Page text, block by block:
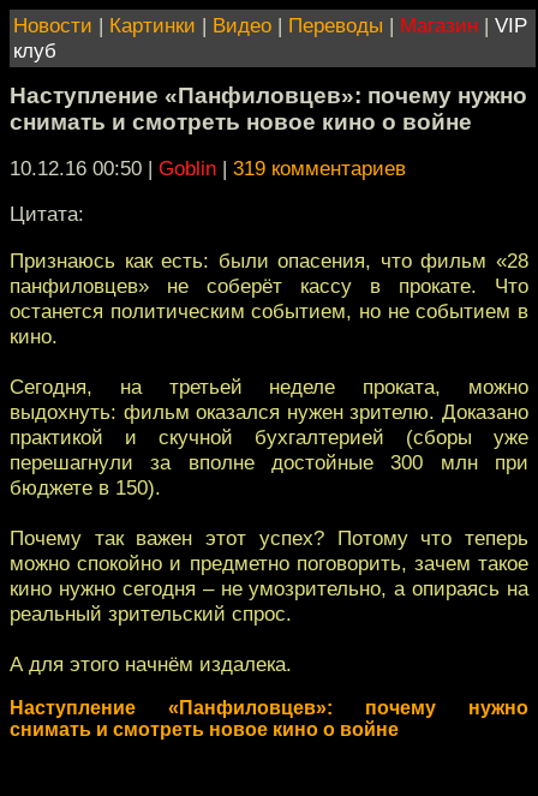
Новости | Картинки | Видео | Переводы | Магазин | VIP
клуб
Наступление «Панфиловцев»: почему нужно
снимать и смотреть новое кино о войне
10.12.16 00:50 | Goblin | 319 комментариев
Цитата:
Признаюсь как есть: были опасения, что фильм «28
панфиловцев» не соберёт кассу в прокате. Что
останется политическим событием, но не событием в
кино.
Сегодня, на третьей неделе проката, можно
выдохнуть: фильм оказался нужен зрителю. Доказано
практикой и скучной бухгалтерией (сборы уже
перешагнули за вполне достойные 300 млн при
бюджете в 150).
Почему так важен этот успех? Потому что теперь
можно спокойно и предметно поговорить, зачем такое
кино нужно сегодня – не умозрительно, а опираясь на
реальный зрительский спрос.
А для этого начнём издалека.
Наступление «Панфиловцев»: почему нужно
снимать и смотреть новое кино о войне